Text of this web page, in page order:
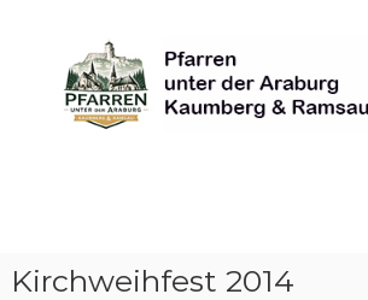
content
unter
derAraburg
Kaumberg
Kirchweihfest 2014